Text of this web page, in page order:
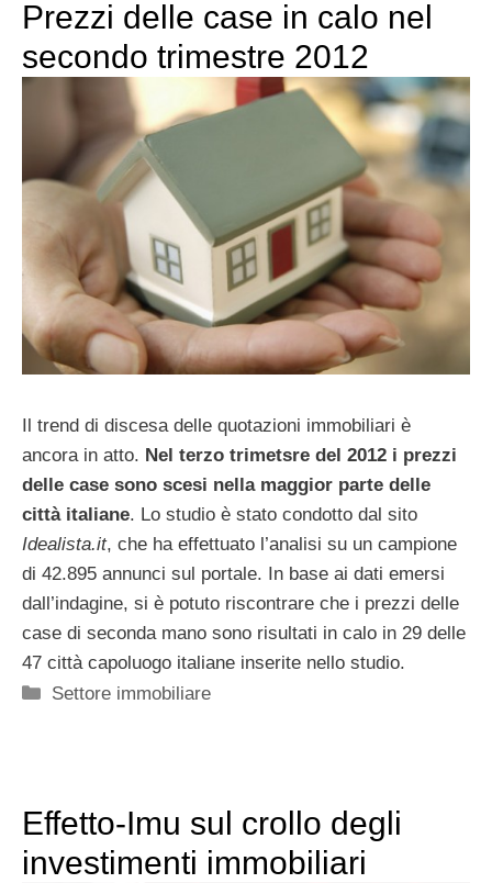
Prezzi delle case in calo nel
secondo trimestre 2012
Il trend di discesa delle quotazioni immobiliari è
ancora in atto. Nel terzo trimetsre del 2012 i prezzi
delle case sono scesi nella maggior parte delle
città italiane. Lo studio è stato condotto dal sito
Idealista.it, che ha effettuato l’analisi su un campione
di 42.895 annunci sul portale. In base ai dati emersi
dall’indagine, si è potuto riscontrare che i prezzi delle
case di seconda mano sono risultati in calo in 29 delle
47 città capoluogo italiane inserite nello studio.
Categorie
Settore immobiliare
Effetto-Imu sul crollo degli
investimenti immobiliari